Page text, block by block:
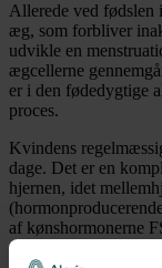
Allerede ved fødslen
æg, som forbliver
udvikle en
ægcellerne
er i den fødedygtige
proces.
Kvindens
dage. Det er en
hjernen, idet
af kønshormonerne
(luteiniserende